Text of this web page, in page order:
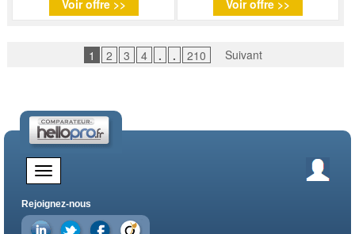
Voir offre >> Voir offre >>
1 2 3 4 . . 210 Suivant
Rejoignez-nous